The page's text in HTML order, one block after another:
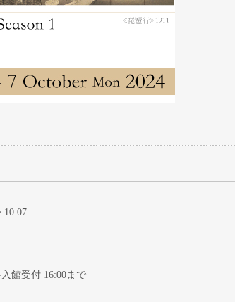
10.07
館受付 16:00まで